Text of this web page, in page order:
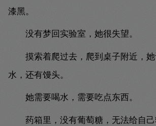
漆黑。
没有梦回实验室，她很失望。
摸索着爬过去，爬到桌子附近，
水，还有馒头。
她需要喝水，需要吃点东西。
药箱里，没有葡萄糖，无法给自己